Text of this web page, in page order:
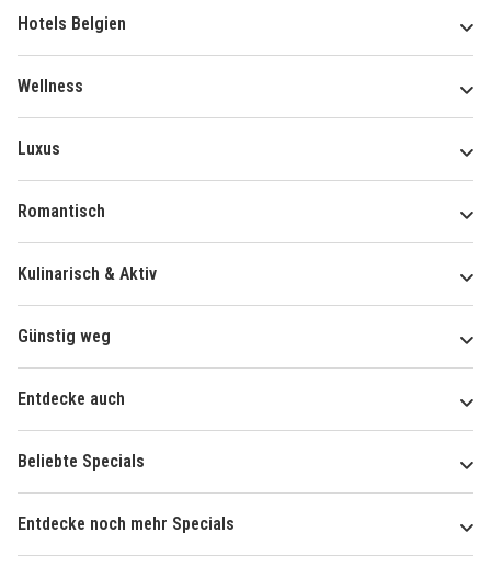
Hotels Belgien
Wellness
Luxus
Romantisch
Kulinarisch & Aktiv
Günstig weg
Entdecke auch
Beliebte Specials
Entdecke noch mehr Specials